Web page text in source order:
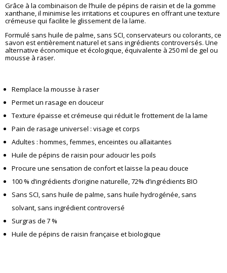
Grâce à la combinaison de l’huile de pépins de raisin et de la gomme
xanthane, il minimise les irritations et coupures en offrant une texture
crémeuse qui facilite le glissement de la lame.
Formulé sans huile de palme, sans SCI, conservateurs ou colorants, ce
savon est entièrement naturel et sans ingrédients controversés. Une
alternative économique et écologique, équivalente à 250 ml de gel ou
mousse à raser.
Remplace la mousse à raser
Permet un rasage en douceur
Texture épaisse et crémeuse qui réduit le frottement de la lame
Pain de rasage universel : visage et corps
Adultes : hommes, femmes, enceintes ou allaitantes
Huile de pépins de raisin pour adoucir les poils
Procure une sensation de confort et laisse la peau douce
100 % d’ingrédients d’origine naturelle, 72% d’ingrédients BIO
Sans SCI, sans huile de palme, sans huile hydrogénée, sans
solvant, sans ingrédient controversé
Surgras de 7 %
Huile de pépins de raisin française et biologique